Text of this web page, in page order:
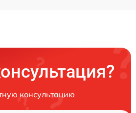
консультацию